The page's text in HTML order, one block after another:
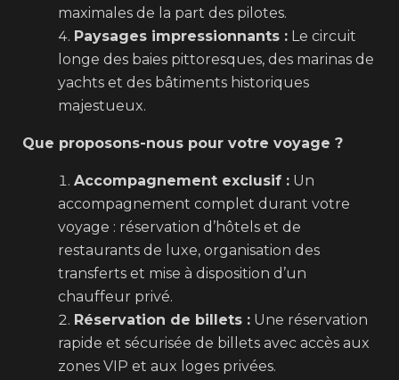
maximales de la part des pilotes.
Paysages impressionnants : Le circuit
longe des baies pittoresques, des marinas de
yachts et des bâtiments historiques
majestueux.
Que proposons-nous pour votre voyage ?
Accompagnement exclusif : Un
accompagnement complet durant votre
voyage : réservation d’hôtels et de
restaurants de luxe, organisation des
transferts et mise à disposition d’un
chauffeur privé.
Réservation de billets : Une réservation
rapide et sécurisée de billets avec accès aux
zones VIP et aux loges privées.